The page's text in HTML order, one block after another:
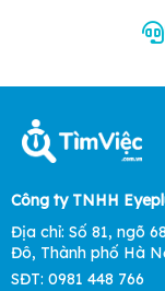
Công ty TNHH
Địa chỉ: Số 81, ngõ
Đô, Thành phố Hà
SĐT: 0981 448 766